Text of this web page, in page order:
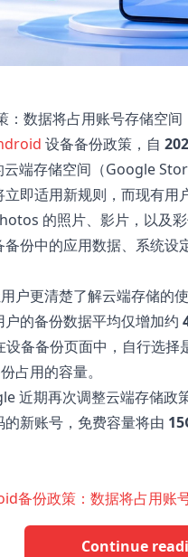
数据将占用账号存储空间
设备备份政策，自
端存储空间（Google
即适用新规则，而现有用
的照片、影片，以及
份中的应用数据、系统
户更清楚了解云端存储的
的备份数据平均仅增加约
备备份页面中，自行选
占用的容量。
近期再次调整云端存储
新账号，免费容量将由
备份政策：数据将占用账
Continue